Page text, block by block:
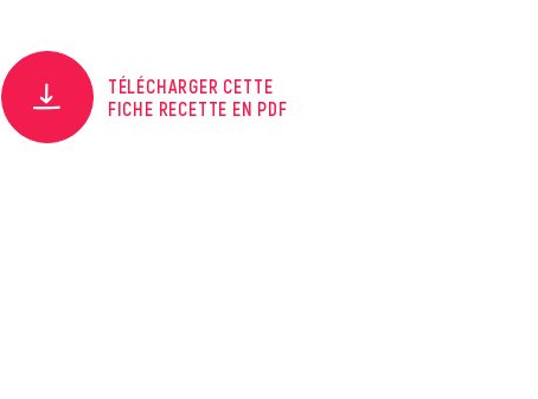
TÉLÉCHARGER CETTE
FICHE RECETTE EN PDF